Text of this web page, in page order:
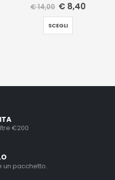
€14,00 € 8,40
SCEGLI
€200
un pacchetto.